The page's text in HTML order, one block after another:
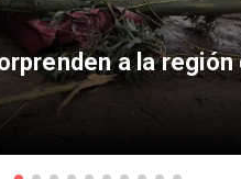
a la región